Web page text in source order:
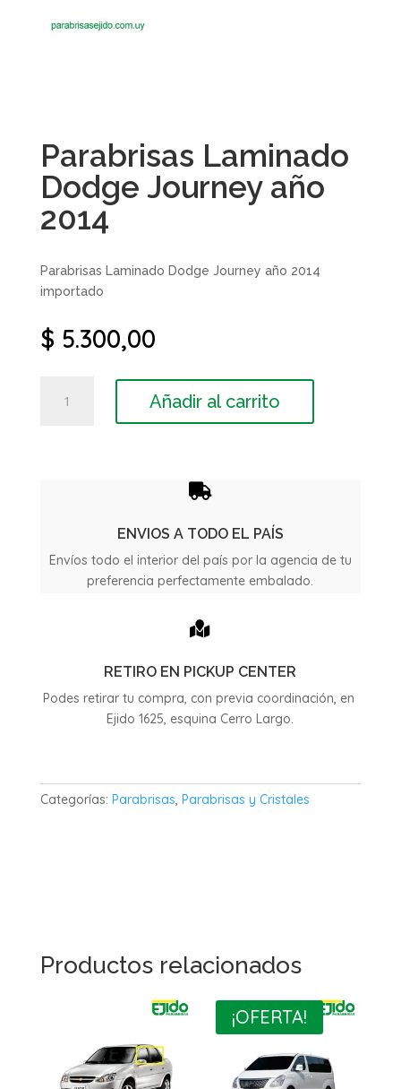
Parabrisas Laminado
Dodge Journey año
2014
Parabrisas Laminado Dodge Journey año 2014
importado
$ 5.300,00
Laminado
Añadir al carrito

ENVIOS A TODO EL PAÍS
Envíos todo el interior del país por la agencia de tu
preferencia perfectamente embalado.

RETIRO EN PICKUP CENTER
Podes retirar tu compra, con previa coordinación, en
Ejido 1625, esquina Cerro Largo.
Categorías: Parabrisas, Parabrisas y Cristales
Productos relacionados
¡OFERTA!